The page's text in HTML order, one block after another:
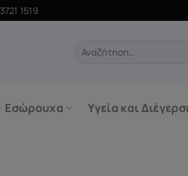
1519
Αναζήτηση
Εσώρουχα Υγεία και